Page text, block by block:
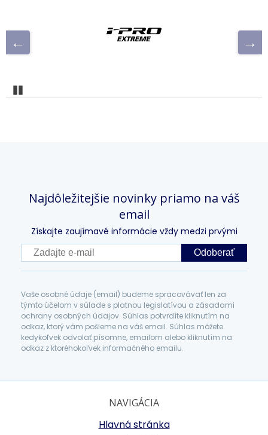
Najdôležitejšie novinky priamo na váš
email
Získajte zaujímavé informácie vždy medzi prvými
Odoberať
Vaše osobné údaje (email) budeme spracovávať len za
týmto účelom v súlade s platnou legislatívou a zásadami
ochrany osobných údajov. Súhlas potvrdíte kliknutím na
odkaz, ktorý vám pošleme na váš email. Súhlas môžete
kedykoľvek odvolať písomne, emailom alebo kliknutím na
odkaz z ktoréhokoľvek informačného emailu.
NAVIGÁCIA
Hlavná stránka